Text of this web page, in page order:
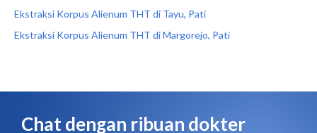
Ekstraksi Korpus Alienum THT di Tayu, Pati
Ekstraksi Korpus Alienum THT di Margorejo, Pati